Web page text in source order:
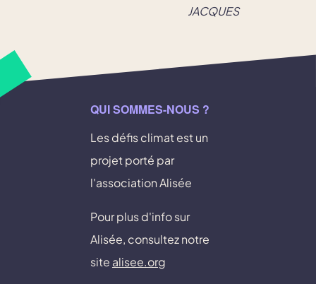
JACQUES
QUI SOMMES-NOUS ?
Les défis climat est un
projet porté par
l'association Alisée
Pour plus d'info sur
Alisée, consultez notre
site alisee.org